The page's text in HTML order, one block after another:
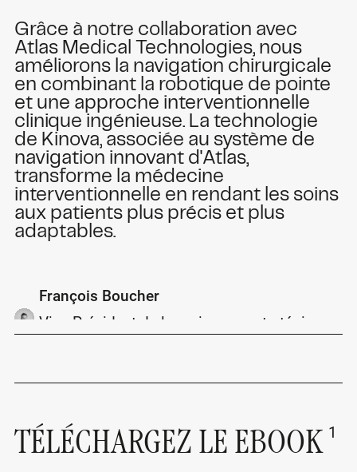
Grâce à notre collaboration avec
Atlas Medical Technologies, nous
améliorons la navigation chirurgicale
en combinant la robotique de pointe
et une approche interventionnelle
clinique ingénieuse. La technologie
de Kinova, associée au système de
navigation innovant d'Atlas,
transforme la médecine
interventionnelle en rendant les soins
aux patients plus précis et plus
adaptables.
François Boucher
Vice-Président de la croissance stratégique
TÉLÉCHARGEZ LE EBOOK 1